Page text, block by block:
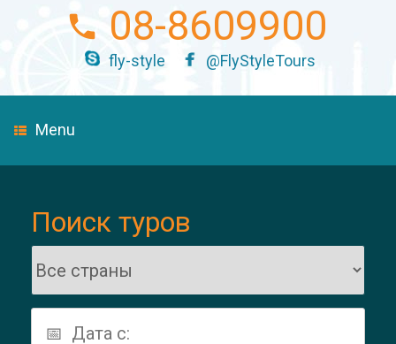
08-8609900
fly-style @FlyStyleTours
Menu
Поиск туров